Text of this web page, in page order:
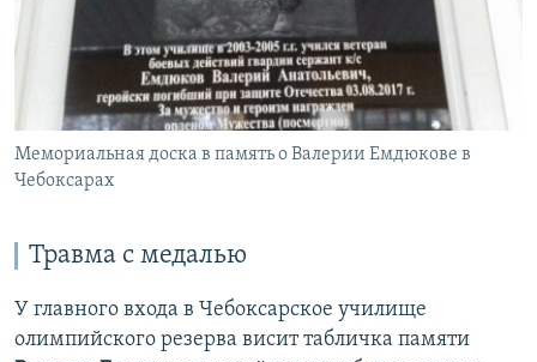
Мемориальная доска в память о Валерии Емдюкове в
Чебоксарах
Травма с медалью
У главного входа в Чебоксарское училище
олимпийского резерва висит табличка памяти